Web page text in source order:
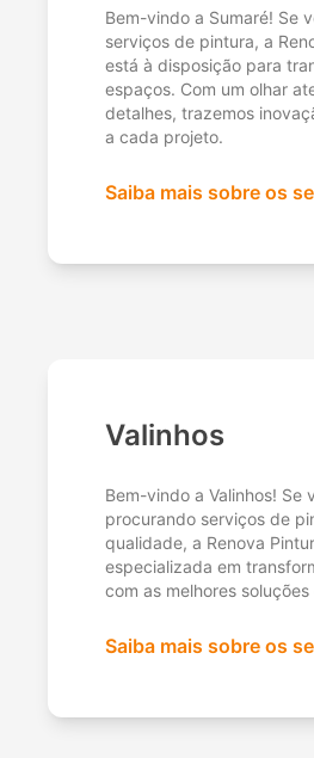
Bem-vindo a Sumaré! Se
serviços de pintura, a
está à disposição para
espaços. Com um olhar
detalhes, trazemos
a cada projeto.
Saiba mais sobre os
Valinhos
Bem-vindo a Valinhos! Se
procurando serviços de
qualidade, a Renova
especializada em
com as melhores
Saiba mais sobre os